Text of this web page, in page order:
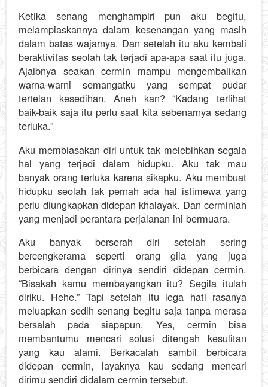
Ketika senang menghampiri pun aku begitu,
melampiaskannya dalam kesenangan yang masih
dalam batas wajarnya. Dan setelah itu aku kembali
beraktivitas seolah tak terjadi apa-apa saat itu juga.
Ajaibnya seakan cermin mampu mengembalikan
warna-warni semangatku yang sempat pudar
tertelan kesedihan. Aneh kan? “Kadang terlihat
baik-baik saja itu perlu saat kita sebenarnya sedang
terluka.”
Aku membiasakan diri untuk tak melebihkan segala
hal yang terjadi dalam hidupku. Aku tak mau
banyak orang terluka karena sikapku. Aku membuat
hidupku seolah tak pernah ada hal istimewa yang
perlu diungkapkan didepan khalayak. Dan cerminlah
yang menjadi perantara perjalanan ini bermuara.
Aku banyak berserah diri setelah sering
bercengkerama seperti orang gila yang juga
berbicara dengan dirinya sendiri didepan cermin.
“Bisakah kamu membayangkan itu? Segila itulah
diriku. Hehe.” Tapi setelah itu lega hati rasanya
meluapkan sedih senang begitu saja tanpa merasa
bersalah pada siapapun. Yes, cermin bisa
membantumu mencari solusi ditengah kesulitan
yang kau alami. Berkacalah sambil berbicara
didepan cermin, layaknya kau sedang mencari
dirimu sendiri didalam cermin tersebut.